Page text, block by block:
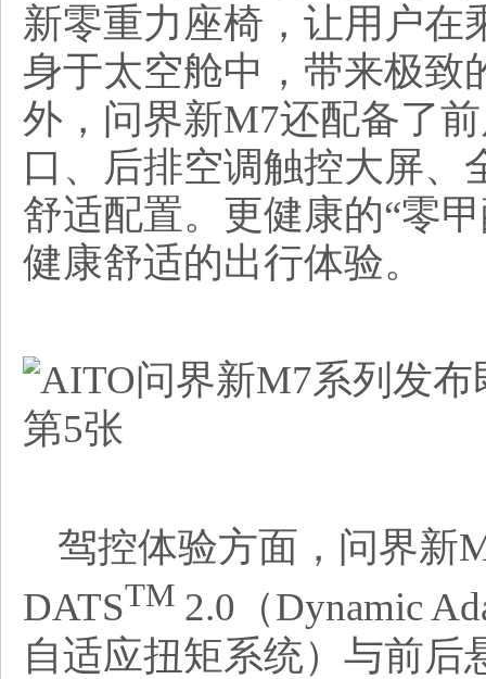
新零重力座椅，让用户在
身于太空舱中，带来极致
外，问界新M7还配备了
口、后排空调触控大屏、
舒适配置。更健康的“零
健康舒适的出行体验。
驾控体验方面，问界新
DATSTM 2.0（Dynamic
自适应扭矩系统）与前后